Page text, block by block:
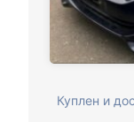
Куплен и